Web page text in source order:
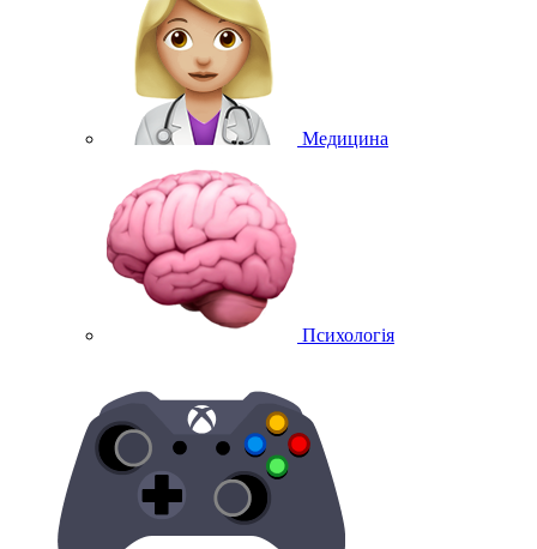
Медицина
Психологія